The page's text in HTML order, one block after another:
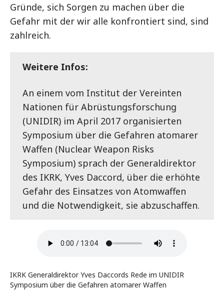
Gründe, sich Sorgen zu machen über die
Gefahr mit der wir alle konfrontiert sind, sind
zahlreich.
Weitere Infos:
An einem vom Institut der Vereinten
Nationen für Abrüstungsforschung
(UNIDIR) im April 2017 organisierten
Symposium über die Gefahren atomarer
Waffen (Nuclear Weapon Risks
Symposium) sprach der Generaldirektor
des IKRK, Yves Daccord, über die erhöhte
Gefahr des Einsatzes von Atomwaffen
und die Notwendigkeit, sie abzuschaffen.
IKRK Generaldirektor Yves Daccords Rede im UNIDIR
Symposium über die Gefahren atomarer Waffen